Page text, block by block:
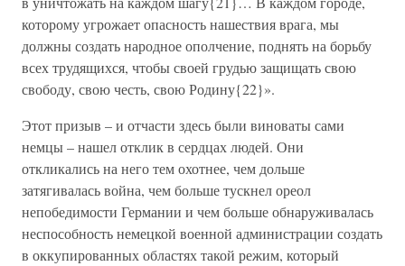
которому угрожает опасность нашествия врага, мы
должны создать народное ополчение, поднять на борьбу
всех трудящихся, чтобы своей грудью защищать свою
свободу, свою честь, свою Родину{22}».
Этот призыв – и отчасти здесь были виноваты сами
немцы – нашел отклик в сердцах людей. Они
откликались на него тем охотнее, чем дольше
затягивалась война, чем больше тускнел ореол
непобедимости Германии и чем больше обнаруживалась
неспособность немецкой военной администрации создать
в оккупированных областях такой режим, который